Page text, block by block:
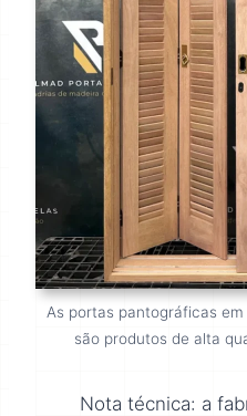
As portas pantográficas
são produtos de alta
Nota técnica: a